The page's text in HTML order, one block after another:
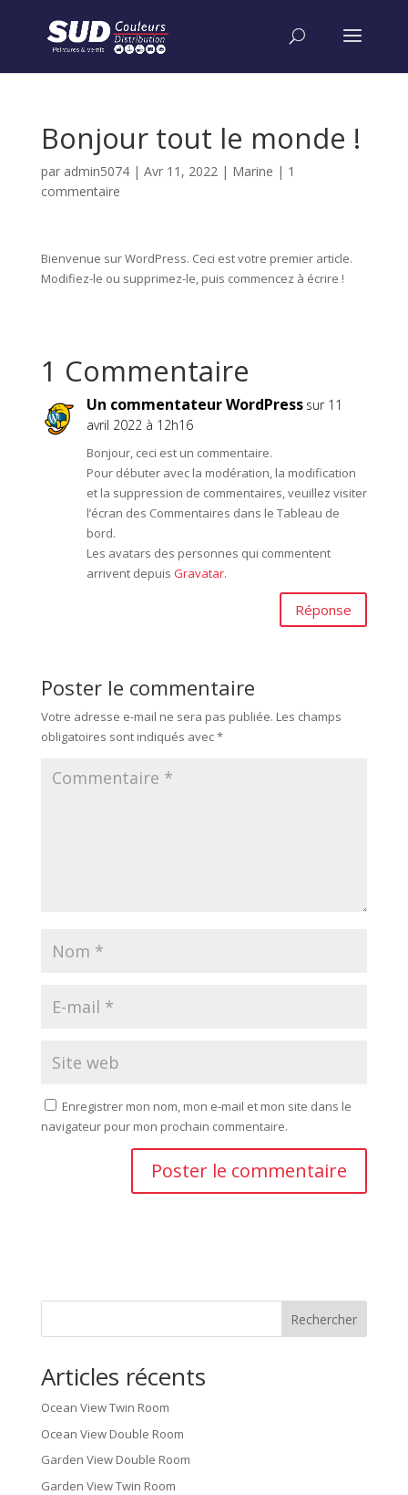
Bonjour tout le monde !
par admin5074| Avr 11, 2022| Marine | 1
commentaire
Bienvenue sur WordPress. Ceci est votre premier article.
Modifiez-le ou supprimez-le, puis commencez à écrire !
1 Commentaire
Un commentateur WordPress sur 11
avril 2022 à 12h16
Bonjour, ceci est un commentaire.
Pour débuter avec la modération, la modification
et la suppression de commentaires, veuillez visiter
l’écran des Commentaires dans le Tableau de
bord.
Les avatars des personnes qui commentent
arrivent depuis Gravatar.
Réponse
Poster le commentaire
Votre adresse e-mail ne sera pas publiée. Les champs
obligatoires sont indiqués avec*
Enregistrer mon nom, mon e-mail et mon site dans le
navigateur pour mon prochain commentaire.
Rechercher
Articles récents
Ocean View Twin Room
Ocean View Double Room
Garden View Double Room
Garden View Twin Room